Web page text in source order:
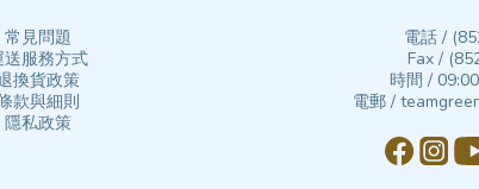
常見問題
送服務方式
換貨政策
款與細則
隱私政策
電話 /
Fax /
時間 /
電郵 /